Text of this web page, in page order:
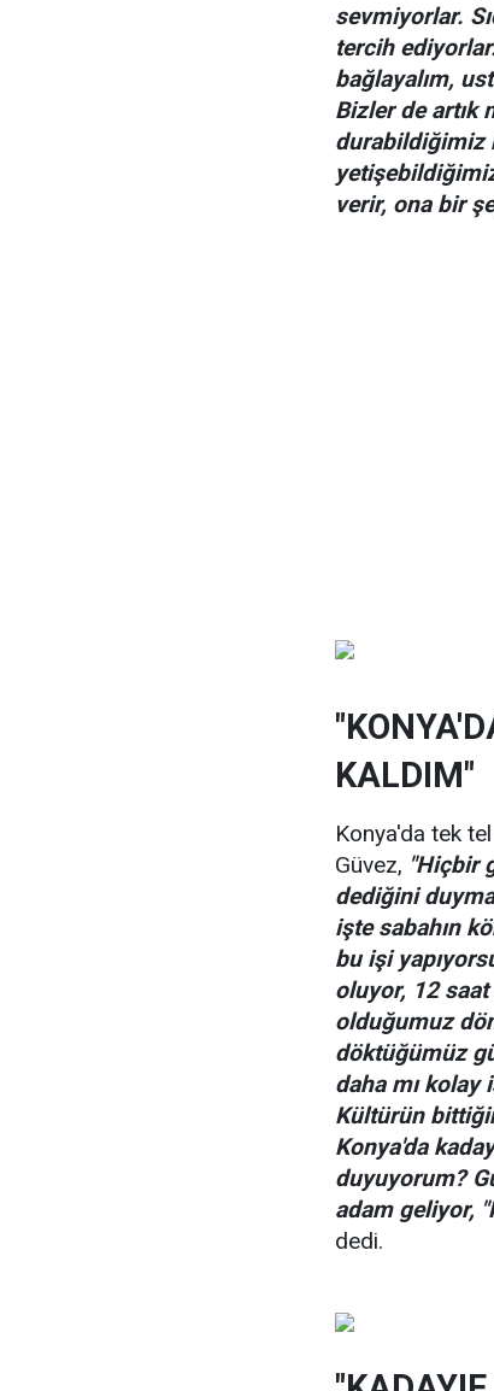
sevmiyorlar.
tercih
bağlayalım,
Bizler de artık
durabildiğimiz
verir, ona bir
KALDIM"
Konya'da tek
Güvez, "Hiçbir
dediğini
işte sabahın
bu işi
oluyor, 12 saat
olduğumuz
döktüğümüz
daha mı
Kültürün
Konya'da
duyuyorum?
adam geliyor,
dedi.